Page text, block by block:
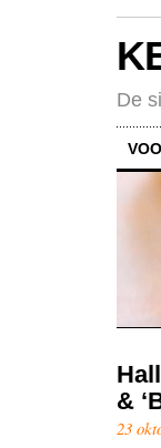
De
&
23